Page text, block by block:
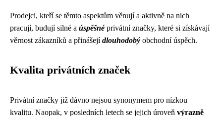
Prodejci, kteří se těmto aspektům věnují a aktivně na nich
pracují, budují silné a úspěšnéprivátní značky, které si získávají
věrnost zákazníků a přinášejídlouhodobý obchodní úspěch.
Kvalita privátních značek
Privátní značky již dávno nejsou synonymem pro nízkou
kvalitu. Naopak, v posledních letech se jejich úroveň výrazně